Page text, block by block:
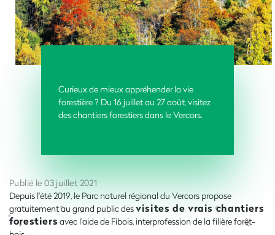
Curieux de mieux appréhender la vie
forestière ? Du 16 juillet au 27 août, visitez
des chantiers forestiers dans le Vercors.
Publié le 03 juillet 2021
Depuis l'été 2019, le Parc naturel régional du Vercors propose
gratuitement au grand public desvisites de vrais chantiers
forestiers avec l’aide de Fibois, interprofession de la filière forêt-